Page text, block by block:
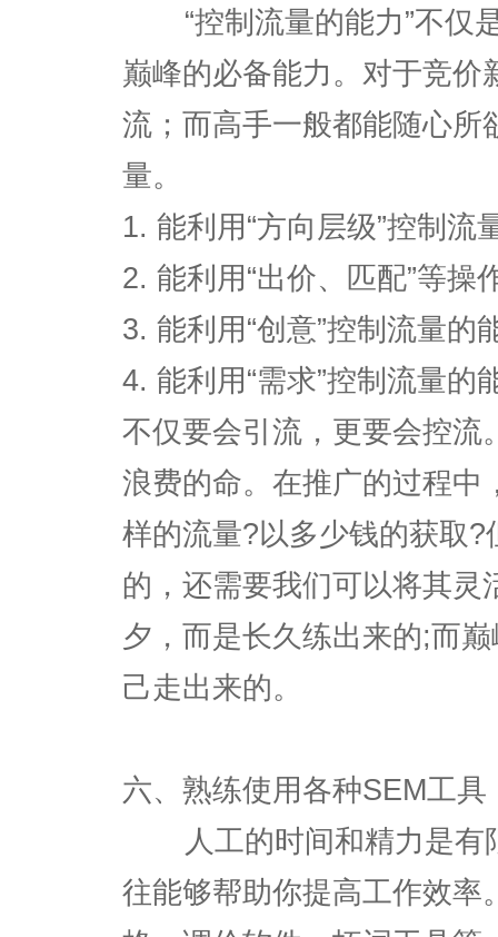
“控制流量的能力”不仅
巅峰的必备能力。对于竞价
流；而高手一般都能随心所
量。
1. 能利用“方向层级”控制流
2. 能利用“出价、匹配”等操
3. 能利用“创意”控制流量的
4. 能利用“需求”控制流量的
不仅要会引流，更要会控流
浪费的命。在推广的过程中
样的流量?以多少钱的获取
的，还需要我们可以将其灵
夕，而是长久练出来的;而
己走出来的。
六、熟练使用各种SEM工具
人工的时间和精力是有
往能够帮助你提高工作效率